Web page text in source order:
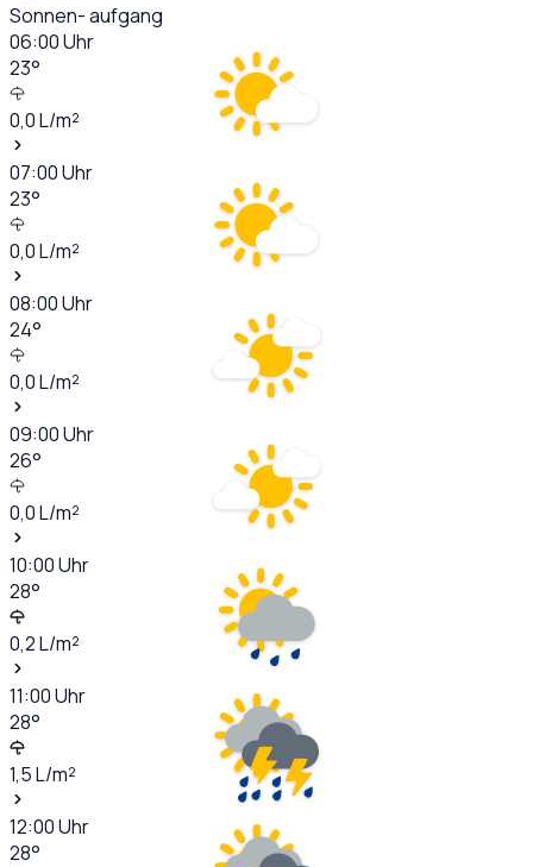
Sonnen- aufgang
06:00Uhr
23°
0,0L/m²
07:00Uhr
23°
0,0L/m²
08:00Uhr
24°
0,0L/m²
09:00Uhr
26°
0,0L/m²
10:00Uhr
28°
0,2L/m²
11:00Uhr
28°
1,5L/m²
12:00Uhr
28°